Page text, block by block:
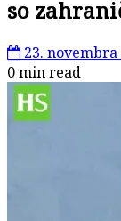
so
23. novembra
0 min read